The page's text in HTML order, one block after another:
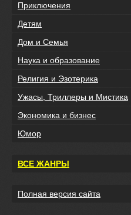
Приключения
Детям
Дом и Семья
Наука и образование
Религия и Эзотерика
Ужасы, Триллеры и Мистика
Экономика и бизнес
Юмор
ВСЕ ЖАНРЫ
Полная версия сайта